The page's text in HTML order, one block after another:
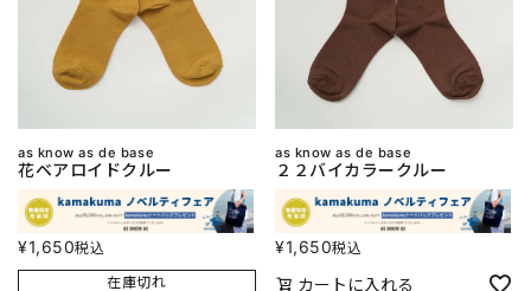
as know as de base
花ベアロイドクルー
¥1,650税込
在庫切れ
as know as de base
２２バイカラークルー
¥1,650税込
カートに入れる